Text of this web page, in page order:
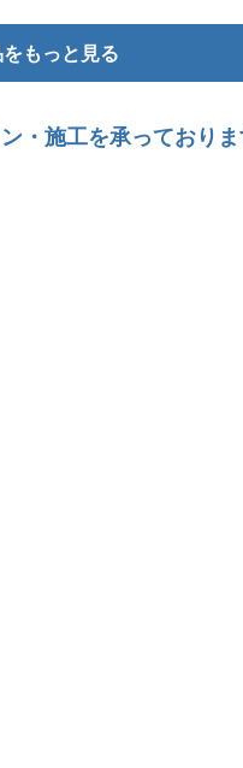
もっと見る
・施工を承っており